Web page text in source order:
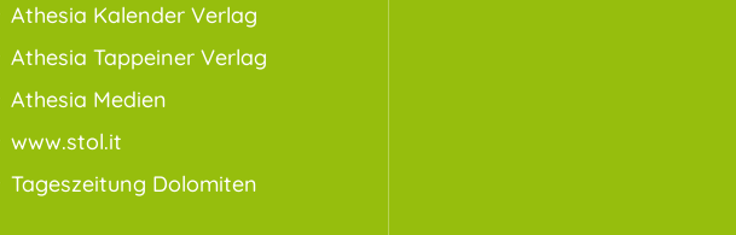
Athesia Kalender Verlag
Athesia Tappeiner Verlag
Athesia Medien
www.stol.it
Tageszeitung Dolomiten